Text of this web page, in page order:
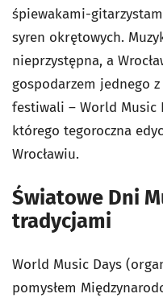
śpiewakami-
syren okrętowych.
nieprzystępna, a
gospodarzem jednego
festiwali – World Music
którego tegoroczna
Wrocławiu.
Światowe Dni
tradycjami
World Music Days
pomysłem